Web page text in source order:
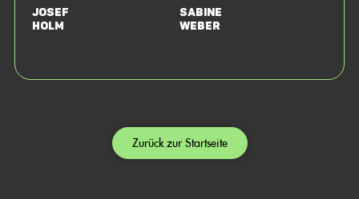
Josef
Holm
Sabine
Weber
Zurück zur Startseite